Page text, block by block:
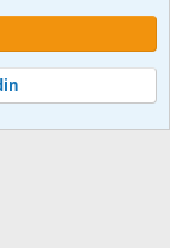
Ana sayfa
Ltd.
2024